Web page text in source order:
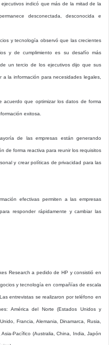
indicó que más de la mitad de la
desconectada, desconocida e
y tecnología observó que las crecientes
y de cumplimiento es su desafío más
un tercio de los ejecutivos dijo que sus
la información para necesidades legales,
que optimizar los datos de forma
exitosa.
de las empresas están generando
de forma reactiva para reunir los requisitos
y crear políticas de privacidad para las
efectivas permiten a las empresas
responder rápidamente y cambiar las
Research a pedido de HP y consistió en
y tecnología en compañías de escala
entrevistas se realizaron por teléfono en
América del Norte (Estados Unidos y
Francia, Alemania, Dinamarca, Rusia,
Pacífico (Australia, China, India, Japón